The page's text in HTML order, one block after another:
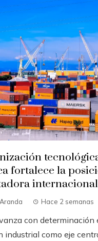
fortalece la
internacional
Hace 2 semanas
con determinación
industrial como eje